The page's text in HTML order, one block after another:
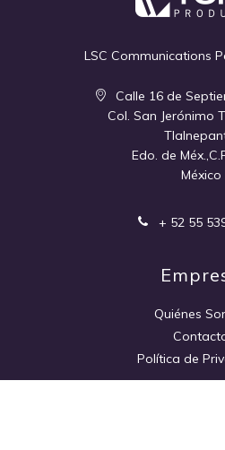
LSC Communications
Calle 16 de
Col. San Jerónimo
Edo. de
México
+ 52 55
Quiénes
Política de